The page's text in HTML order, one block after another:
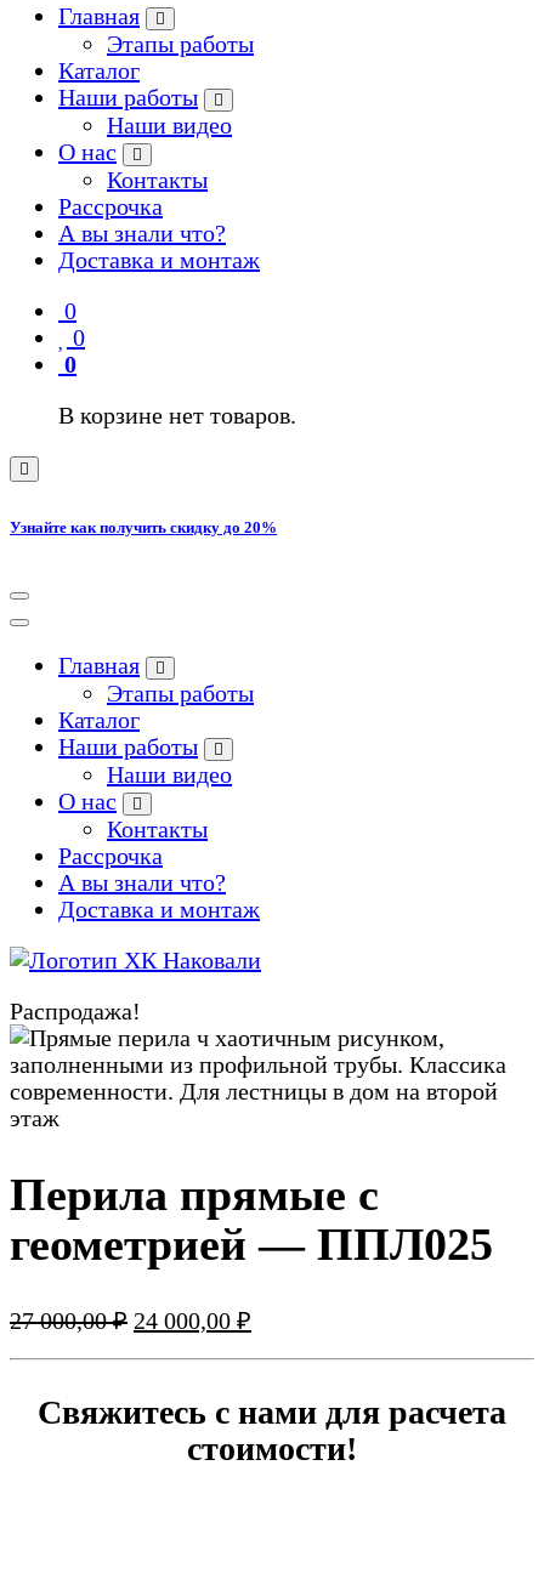
Главная
Этапы работы
Каталог
Наши работы
Наши видео
О нас
Контакты
Рассрочка
А вы знали что?
Доставка и монтаж
0
0
0
В корзине нет товаров.
Узнайте как получить скидку до 20%
Главная
Этапы работы
Каталог
Наши работы
Наши видео
О нас
Контакты
Рассрочка
А вы знали что?
Доставка и монтаж
Распродажа!
Zoom
Перила прямые с
геометрией — ППЛ025
27 000,00₽ Первоначальная
000,00 ₽.
24 000,00 ₽
Свяжитесь с нами для расчета
стоимости!